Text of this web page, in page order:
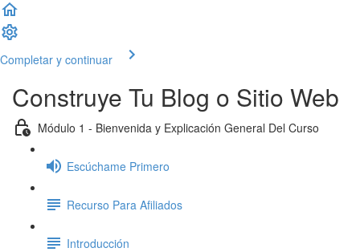
Completar y continuar
Construye Tu Blog o Sitio Web
Módulo 1 - Bienvenida y Explicación General Del Curso
Escúchame Primero
Recurso Para Afiliados
Introducción